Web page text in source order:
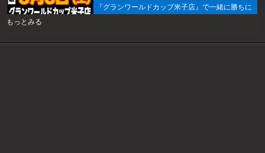
『グランワールドカップ米子店』で一緒に勝ちに
もっとみる